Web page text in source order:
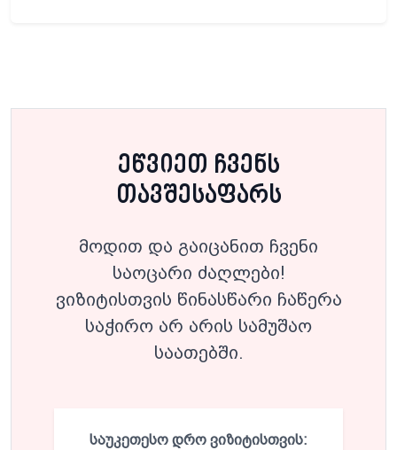
ეწვიეთ ჩვენს
თავშესაფარს
მოდით და გაიცანით ჩვენი
საოცარი ძაღლები!
ვიზიტისთვის წინასწარი ჩაწერა
საჭირო არ არის სამუშაო
საათებში.
საუკეთესო დრო ვიზიტისთვის: